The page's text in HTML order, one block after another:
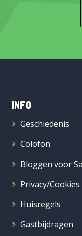
INFO
Geschiedenis
Colofon
Bloggen voor
Privacy/Cookies
Huisregels
Gastbijdragen